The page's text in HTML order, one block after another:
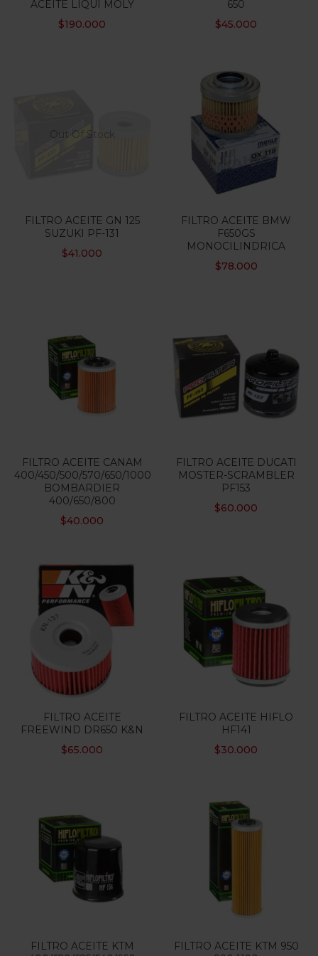
ACEITE LIQUI MOLY
$190.000
650
$45.000
Out Of Stock
FILTRO ACEITE GN 125
SUZUKI PF-131
$41.000
FILTRO ACEITE BMW
F650GS
MONOCILINDRICA
$78.000
FILTRO ACEITE CANAM
400/450/500/570/650/1000
BOMBARDIER
400/650/800
$40.000
FILTRO ACEITE DUCATI
MOSTER-SCRAMBLER
PF153
$60.000
FILTRO ACEITE
FREEWIND DR650 K&N
$65.000
FILTRO ACEITE HIFLO
HF141
$30.000
FILTRO ACEITE KTM
FILTRO ACEITE KTM 950